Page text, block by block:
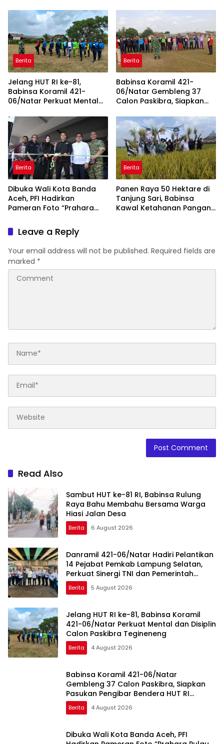
dan Pemerintah Daerah
Berita
Jelang HUT RI ke-81,
Babinsa Koramil 421-
06/Natar Perkuat Mental
Tegineneng
Berita
Babinsa Koramil 421-
06/Natar Gembleng 37
Calon Paskibra, Siapkan
HUT RI Tingkat Kecamatan
Berita
Dibuka Wali Kota Banda
Aceh, PFI Hadirkan
Pameran Foto “Prahara
Kebencanaan
Berita
Panen Raya 50 Hektare di
Tanjung Sari, Babinsa
Kawal Ketahanan Pangan
Leave a Reply
Your email address will not be published. Required fields are
marked *
Read Also
Sambut HUT ke-81 RI, Babinsa Rulung
Raya Bahu Membahu Bersama Warga
Hiasi Jalan Desa
Berita 6 August 2026
Danramil 421-06/Natar Hadiri Pelantikan
14 Pejabat Pemkab Lampung Selatan,
Perkuat Sinergi TNI dan Pemerintah
Daerah
Berita 5 August 2026
Jelang HUT RI ke-81, Babinsa Koramil
421-06/Natar Perkuat Mental dan Disiplin
Calon Paskibra Tegineneng
Berita 4 August 2026
Babinsa Koramil 421-06/Natar
Gembleng 37 Calon Paskibra, Siapkan
Pasukan Pengibar Bendera HUT RI
Tingkat Kecamatan
Berita 4 August 2026
Dibuka Wali Kota Banda Aceh, PFI